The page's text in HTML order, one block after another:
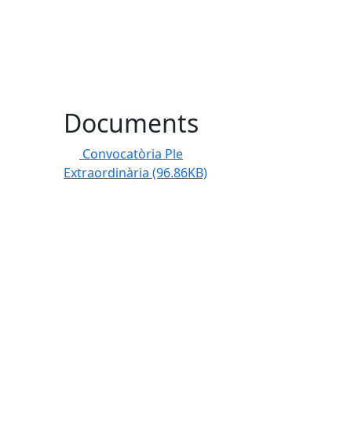
Documents
Convocatòria Ple
Extraordinària (96.86KB)